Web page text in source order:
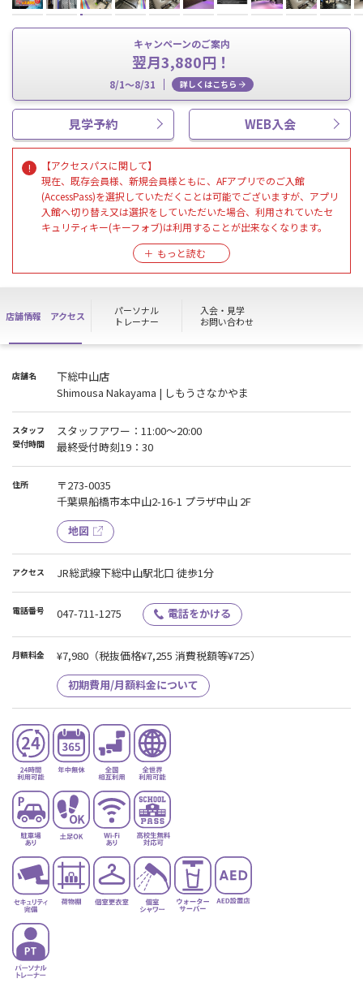
キャンペーンのご案内
翌月3,880円！
8/1～8/31 詳しくはこちら
見学予約 WEB入会
【アクセスパスに関して】
現在、既存会員様、新規会員様ともに、AFアプリでのご入館
(AccessPass)を選択していただくことは可能でございますが、アプリ
入館へ切り替え又は選択をしていただいた場合、利用されていたセ
キュリティキー(キーフォブ)は利用することが出来なくなります。
セキュリティキー(キーフォブ)でのご入館に戻す場合には別途キー発
行費用¥5,500(税込み)が発生しますので、ご注意いただきますよう
お願い申し上げます。
店舗情報 アクセス
パーソナル
トレーナー
入会・見学
お問い合わせ
店舗名
下総中山店
Shimousa Nakayama | しもうさなかやま
スタッフ
受付時間
スタッフアワー：11:00～20:00
最終受付時刻19：30
住所
〒273-0035
千葉県船橋市本中山2-16-1 プラザ中山 2F
地図
アクセス JR総武線下総中山駅北口 徒歩1分
電話番号 047-711-1275 電話をかける
月額料金 ¥7,980 （税抜価格¥7,255 消費税額等¥725）
初期費用/月額料金について